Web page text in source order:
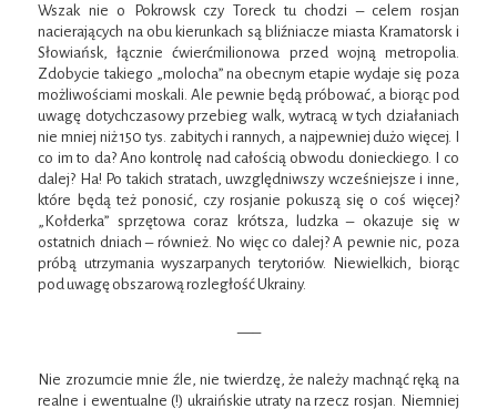
Wszak nie o Pokrowsk czy Toreck tu chodzi – celem rosjan
nacierających na obu kierunkach są bliźniacze miasta Kramatorsk i
Słowiańsk, łącznie ćwierćmilionowa przed wojną metropolia.
Zdobycie takiego „molocha” na obecnym etapie wydaje się poza
możliwościami moskali. Ale pewnie będą próbować, a biorąc pod
uwagę dotychczasowy przebieg walk, wytracą w tych działaniach
nie mniej niż 150 tys. zabitych i rannych, a najpewniej dużo więcej. I
co im to da? Ano kontrolę nad całością obwodu donieckiego. I co
dalej? Ha! Po takich stratach, uwzględniwszy wcześniejsze i inne,
które będą też ponosić, czy rosjanie pokuszą się o coś więcej?
„Kołderka” sprzętowa coraz krótsza, ludzka – okazuje się w
ostatnich dniach – również. No więc co dalej? A pewnie nic, poza
próbą utrzymania wyszarpanych terytoriów. Niewielkich, biorąc
pod uwagę obszarową rozległość Ukrainy.
—–
Nie zrozumcie mnie źle, nie twierdzę, że należy machnąć ręką na
realne i ewentualne (!) ukraińskie utraty na rzecz rosjan. Niemniej